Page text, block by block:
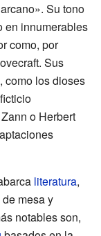
Su tono
en innumerables
como, por
Sus
como los dioses
o Herbert
literatura,
mesa y
notables son,